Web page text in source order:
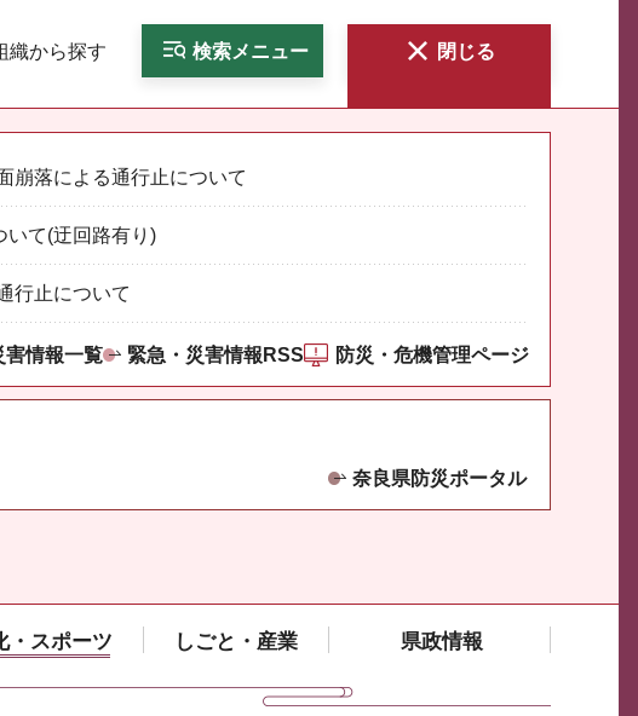
織から探す 検索メニュー 閉じる
崩落による通行止について
いて(迂回路有り)
行止について
害情報一覧 緊急・災害情報RSS 防災・危機管理ページ
奈良県防災ポータル
・スポーツ しごと・産業 県政情報